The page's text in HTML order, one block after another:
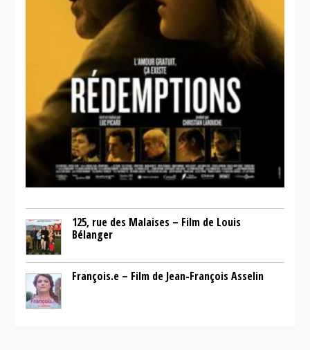
125, rue des Malaises – Film de Louis
Bélanger
François.e – Film de Jean-François Asselin